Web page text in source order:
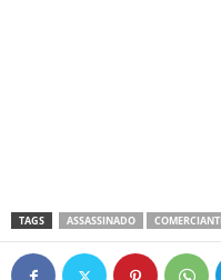
TAGS ASSASSINADO